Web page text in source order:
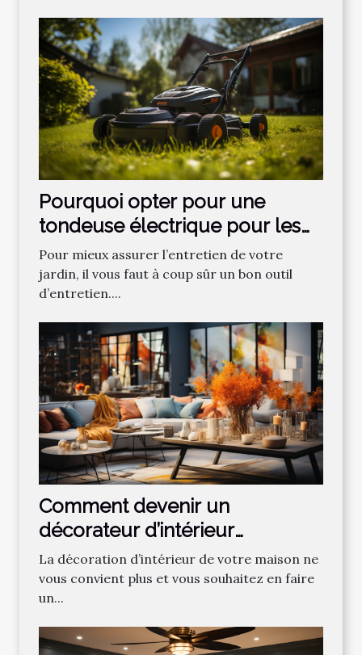
Pourquoi opter pour une
tondeuse électrique pour les
gazons ?
Pour mieux assurer l’entretien de votre
jardin, il vous faut à coup sûr un bon outil
d’entretien....
Comment devenir un
décorateur d’intérieur
professionnel ?
La décoration d’intérieur de votre maison ne
vous convient plus et vous souhaitez en faire
un...